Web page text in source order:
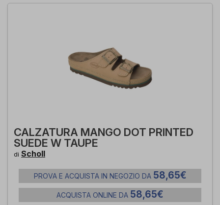
CALZATURA MANGO DOT PRINTED
SUEDE W TAUPE
di Scholl
PROVA E ACQUISTA IN NEGOZIO DA 58,65€
ACQUISTA ONLINE DA 58,65€